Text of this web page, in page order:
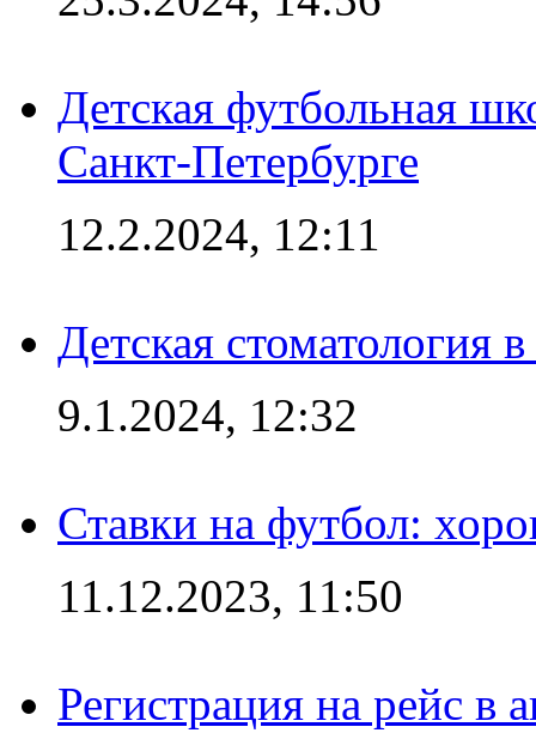
Детская футбольная
Санкт-Петербурге
12.2.2024, 12:11
Детская стоматология
9.1.2024, 12:32
Ставки на футбол:
11.12.2023, 11:50
Регистрация на рейс в